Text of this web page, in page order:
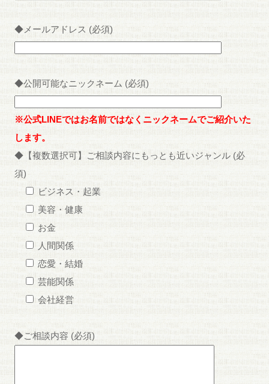
◆メールアドレス (必須)
◆公開可能なニックネーム (必須)
※公式LINEではお名前ではなくニックネームでご紹介いた
します。
◆【複数選択可】ご相談内容にもっとも近いジャンル (必
須)
ビジネス・起業
美容・健康
お金
人間関係
恋愛・結婚
芸能関係
会社経営
◆ご相談内容 (必須)